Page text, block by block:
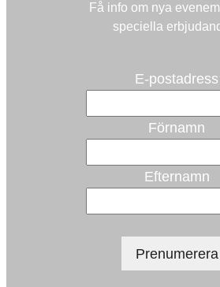
Få info om nya
speciella
E-postadress
Förnamn
Efternamn